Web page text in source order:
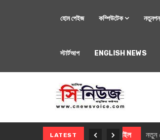
হোম পেইজ কম্পিউটেক
স্টার্টআপ ENGLISH NEWS
LATEST মোবাইল